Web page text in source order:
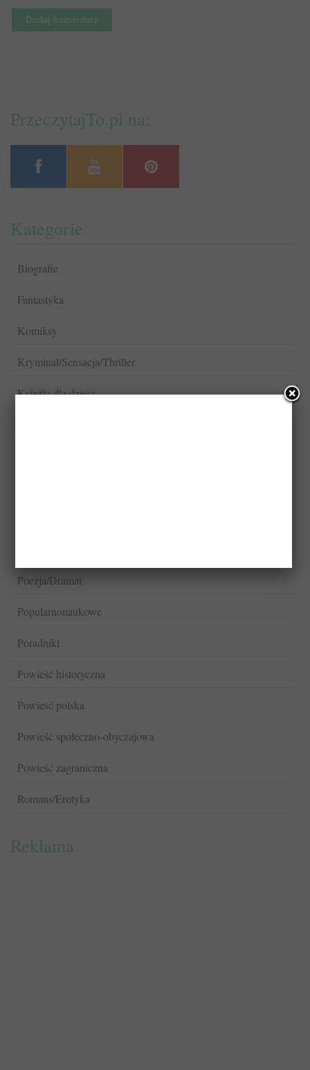
PrzeczytajTo.pl na:
Kategorie
Biografie
Fantastyka
Komiksy
Kryminał/Sensacja/Thriller
Książki dla dzieci
Poezja/Dramat
Popularnonaukowe
Poradniki
Powieść historyczna
Powieść polska
Powieść społeczno-obyczajowa
Powieść zagraniczna
Romans/Erotyka
Reklama